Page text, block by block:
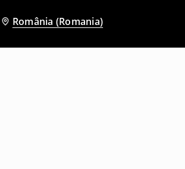
România (Romania)